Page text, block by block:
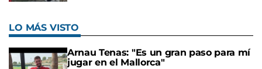
LO MÁS VISTO
Arnau Tenas: "Es un gran paso para mí
jugar en el Mallorca"